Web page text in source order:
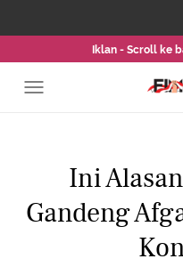
Iklan - Scroll ke
Ini
Gandeng